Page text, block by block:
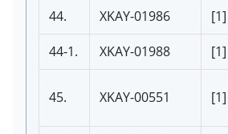
44.
XKAY-01986 [1]
44-1.
XKAY-01988 [1]
45. XKAY-00551 [1]